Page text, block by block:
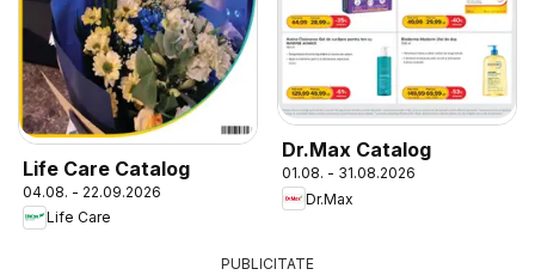
Life Care Catalog
04.08. - 22.09.2026
Life Care
Dr.Max Catalog
01.08. - 31.08.2026
Dr.Max
PUBLICITATE